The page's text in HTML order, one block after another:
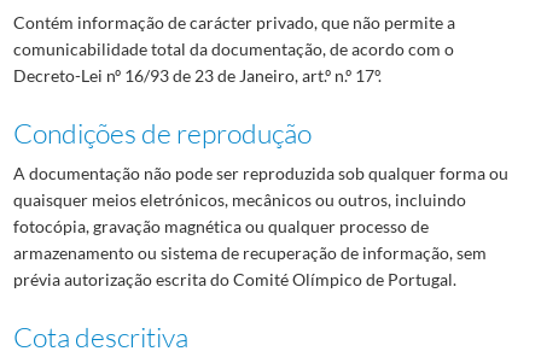
Contém informação de carácter privado, que não permite a
comunicabilidade total da documentação, de acordo com o
Decreto-Lei nº 16/93 de 23 de Janeiro, art.º n.º 17º.
Condições de reprodução
A documentação não pode ser reproduzida sob qualquer forma ou
quaisquer meios eletrónicos, mecânicos ou outros, incluindo
fotocópia, gravação magnética ou qualquer processo de
armazenamento ou sistema de recuperação de informação, sem
prévia autorização escrita do Comité Olímpico de Portugal.
Cota descritiva